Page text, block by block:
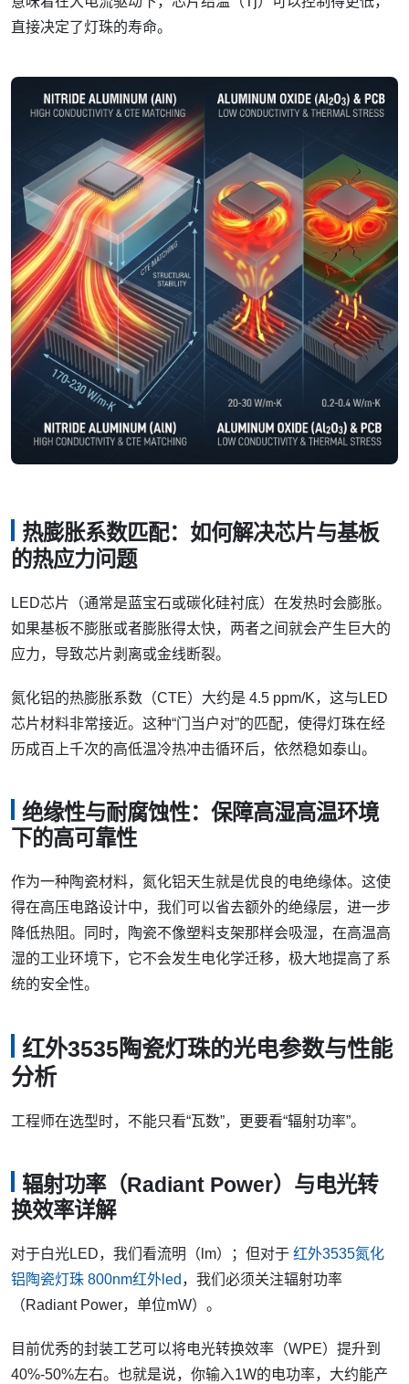
直接决定了灯珠的寿命。
热膨胀系数匹配：如何解决芯片与基板
的热应力问题
LED芯片（通常是蓝宝石或碳化硅衬底）在发热时会膨胀。
如果基板不膨胀或者膨胀得太快，两者之间就会产生巨大的
应力，导致芯片剥离或金线断裂。
氮化铝的热膨胀系数（CTE）大约是 4.5 ppm/K，这与LED
芯片材料非常接近。这种“门当户对”的匹配，使得灯珠在经
历成百上千次的高低温冷热冲击循环后，依然稳如泰山。
绝缘性与耐腐蚀性：保障高湿高温环境
下的高可靠性
作为一种陶瓷材料，氮化铝天生就是优良的电绝缘体。这使
得在高压电路设计中，我们可以省去额外的绝缘层，进一步
降低热阻。同时，陶瓷不像塑料支架那样会吸湿，在高温高
湿的工业环境下，它不会发生电化学迁移，极大地提高了系
统的安全性。
红外3535陶瓷灯珠的光电参数与性能
分析
工程师在选型时，不能只看“瓦数”，更要看“辐射功率”。
辐射功率（Radiant Power）与电光转
换效率详解
对于白光LED，我们看流明（lm）；但对于 红外3535氮化
铝陶瓷灯珠 800nm红外led ，我们必须关注辐射功率
（Radiant Power，单位mW）。
目前优秀的封装工艺可以将电光转换效率（WPE）提升到
40%-50%左右。也就是说，你输入1W的电功率，大约能产